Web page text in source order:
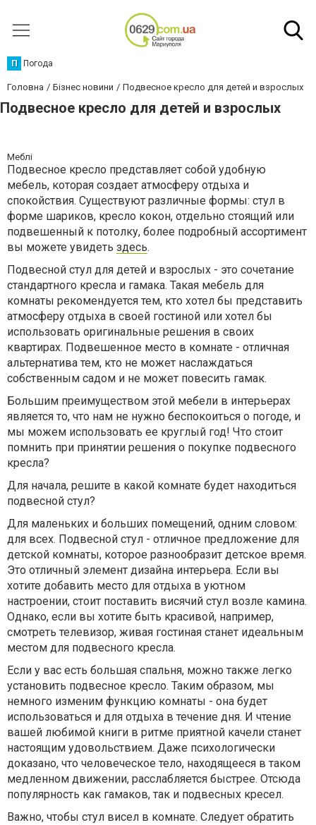
П Погода
Головна Бізнес новини Подвесное кресло для детей и взрослых
Подвесное кресло для детей и взрослых
Меблі
Подвесное кресло представляет собой удобную
мебель, которая создает атмосферу отдыха и
спокойствия. Существуют различные формы: стул в
форме шариков, кресло кокон, отдельно стоящий или
подвешенный к потолку, более подробный ассортимент
вы можете увидеть здесь.
Подвесной стул для детей и взрослых - это сочетание
стандартного кресла и гамака. Такая мебель для
комнаты рекомендуется тем, кто хотел бы представить
атмосферу отдыха в своей гостиной или хотел бы
использовать оригинальные решения в своих
квартирах. Подвешенное место в комнате - отличная
альтернатива тем, кто не может наслаждаться
собственным садом и не может повесить гамак.
Большим преимуществом этой мебели в интерьерах
является то, что нам не нужно беспокоиться о погоде, и
мы можем использовать ее круглый год! Что стоит
помнить при принятии решения о покупке подвесного
кресла?
Для начала, решите в какой комнате будет находиться
подвесной стул?
Для маленьких и больших помещений, одним словом:
для всех. Подвесной стул - отличное предложение для
детской комнаты, которое разнообразит детское время.
Это отличный элемент дизайна интерьера. Если вы
хотите добавить место для отдыха в уютном
настроении, стоит поставить висячий стул возле камина.
Однако, если вы хотите быть красивой, например,
смотреть телевизор, живая гостиная станет идеальным
местом для подвесного кресла.
Если у вас есть большая спальня, можно также легко
установить подвесное кресло. Таким образом, мы
немного изменим функцию комнаты - она будет
использоваться и для отдыха в течение дня. И чтение
вашей любимой книги в ритме приятной качели станет
настоящим удовольствием. Даже психологически
доказано, что человеческое тело, находящееся в таком
медленном движении, расслабляется быстрее. Отсюда
популярность как гамаков, так и подвесных кресел.
Важно, чтобы стул висел в комнате. Следует обратить